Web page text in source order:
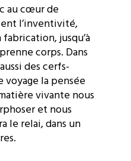
au cœur de
l’inventivité,
jusqu’à
corps. Dans
des cerfs-
voyage la pensée
vivante nous
et nous
le relai, dans un